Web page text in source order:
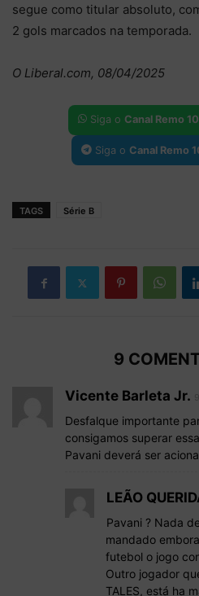
segue como titular absoluto,
2 gols marcados na temporada.
O Liberal.com, 08/04/2025
Siga o Canal Remo
Siga o Canal Remo
TAGS Série B
9
Vicente Barleta Jr.
Desfalque importante
consigamos superar
Pavani deverá ser
LEÃO
Pavani ? Nada
mandado
futebol o jogo
Outro jogador
TALES, está ha